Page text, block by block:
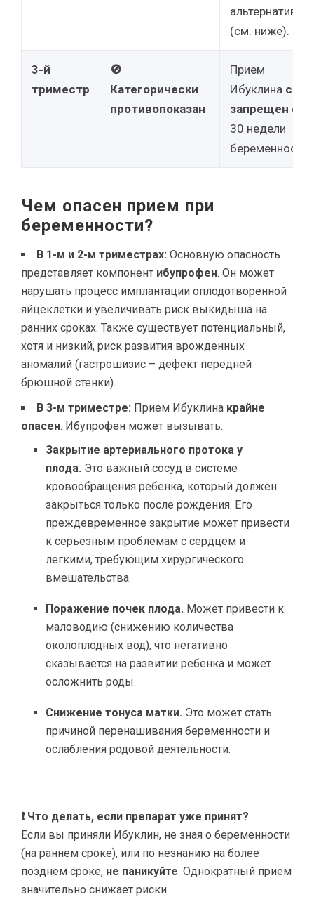
альтернативам
(см. ниже).
3-й
триместр
🚫
Категорически
противопоказан
Прием
Ибуклина
запрещен с
30 недели
беременности.
Чем опасен прием при
беременности?
В 1-м и 2-м триместрах: Основную опасность
представляет компонент ибупрофен. Он может
нарушать процесс имплантации оплодотворенной
яйцеклетки и увеличивать риск выкидыша на
ранних сроках. Также существует потенциальный,
хотя и низкий, риск развития врожденных
аномалий (гастрошизис – дефект передней
брюшной стенки).
В 3-м триместре: Прием Ибуклина крайне
опасен. Ибупрофен может вызывать:
Закрытие артериального протока у
плода. Это важный сосуд в системе
кровообращения ребенка, который должен
закрыться только после рождения. Его
преждевременное закрытие может привести
к серьезным проблемам с сердцем и
легкими, требующим хирургического
вмешательства.
Поражение почек плода. Может привести к
маловодию (снижению количества
околоплодных вод), что негативно
сказывается на развитии ребенка и может
осложнить роды.
Снижение тонуса матки. Это может стать
причиной перенашивания беременности и
ослабления родовой деятельности.
❗ Что делать, если препарат уже принят?
Если вы приняли Ибуклин, не зная о беременности
(на раннем сроке), или по незнанию на более
позднем сроке, не паникуйте. Однократный прием
значительно снижает риски.